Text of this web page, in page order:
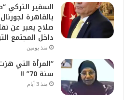
السفير التركي
بالقاهرة
صلاح يعبر عن
داخل المجتمع
منذ يومين
“المرأة التي
سنة 70” !!
منذ 3 أيام